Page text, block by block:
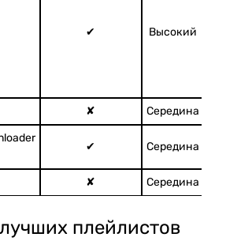
✔ Высокий
✘
Середина
✔ Середина
✘ Середина
плейлистов